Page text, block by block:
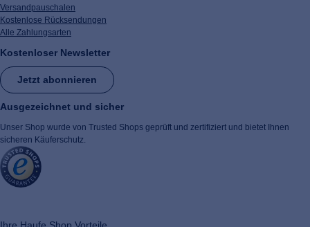
Versandpauschalen
Kostenlose Rücksendungen
Alle Zahlungsarten
Kostenloser Newsletter
Jetzt abonnieren
Ausgezeichnet und sicher
Unser Shop wurde von Trusted Shops geprüft und zertifiziert und bietet Ihnen
sicheren Käuferschutz.